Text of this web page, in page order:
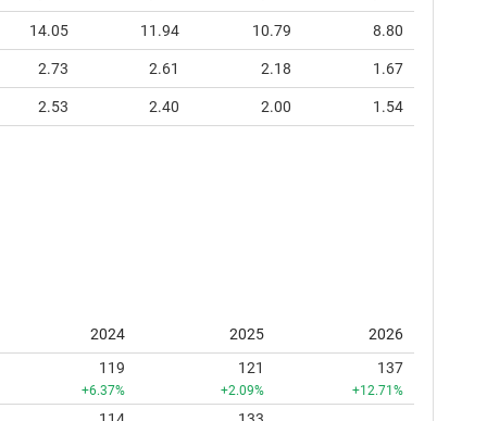
14.05 11.94 10.79 8.80
2.73 2.61 2.18 1.67
2.53 2.40 2.00 1.54
2024 2025
2026
119
+6.37%
121
+2.09%
137
+12.71%